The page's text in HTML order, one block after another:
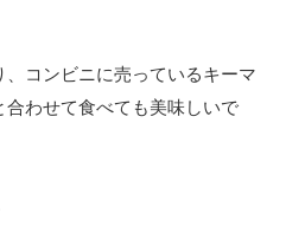
、コンビニに売っているキーマ
合わせて食べても美味しいで